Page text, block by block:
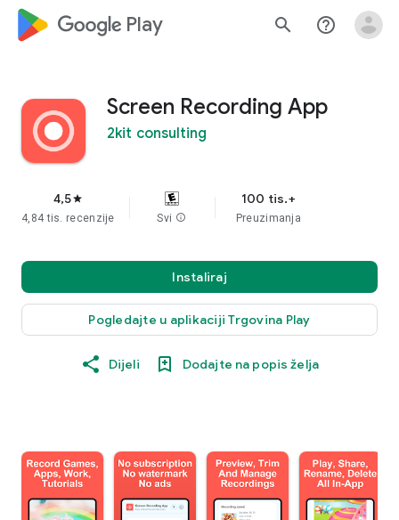
google_logo Play search help_outline
Screen Recording App
2kit consulting
4,5star
4,84 tis. recenzije Svi info
100 tis.+
Preuzimanja
Instaliraj
Pogledajte u aplikaciji Trgovina Play
Dijeli Dodajte na popis želja